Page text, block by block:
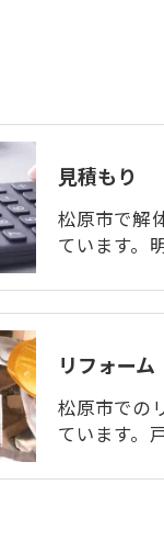
見積もり
松原市で解
ています。
リフォーム
松原市での
ています。